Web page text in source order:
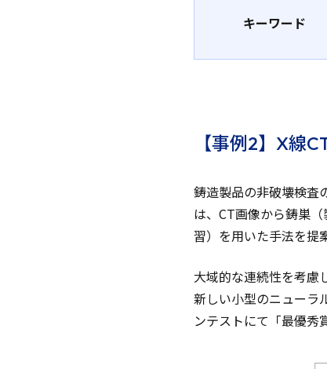
キーワード
【事例2】X線
鋳造製品の非破壊検査
は、CT画像から鋳巣
習）を用いた手法を提
大域的な連続性を考慮
新しい小型のニューラ
ンテストにて「最優秀